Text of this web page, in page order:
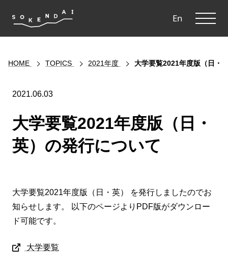
En
HOME TOPICS 2021年度 大学要覧2021年度版（日・
2021.06.03
大学要覧2021年度版（日・
英）の発行について
大学要覧2021年度版（日・英） を発行しましたのでお
知らせします。 以下のページよりPDF版がダウンロー
ド可能です。
大学要覧